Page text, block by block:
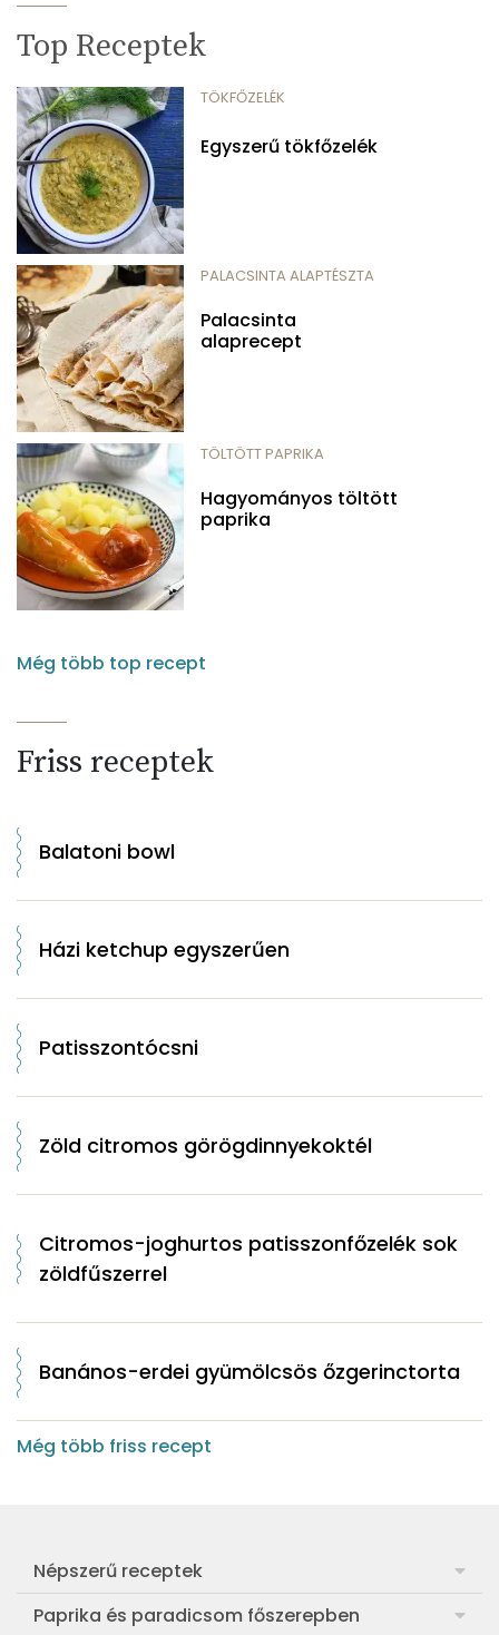
Top Receptek
TÖKFŐZELÉK
Egyszerű tökfőzelék
PALACSINTA ALAPTÉSZTA
Palacsinta
alaprecept
TÖLTÖTT PAPRIKA
Hagyományos töltött
paprika
Még több top recept
Friss receptek
Balatoni bowl
Házi ketchup egyszerűen
Patisszontócsni
Zöld citromos görögdinnyekoktél
Citromos-joghurtos patisszonfőzelék sok
zöldfűszerrel
Banános-erdei gyümölcsös őzgerinctorta
Még több friss recept
Népszerű receptek
Frankfurti leves
Paprika és paradicsom főszerepben